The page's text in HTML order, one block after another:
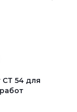
54 для